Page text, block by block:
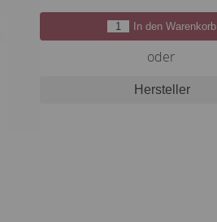
In den Warenkorb
oder
Hersteller